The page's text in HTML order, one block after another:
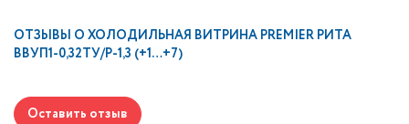
ОТЗЫВЫ О ХОЛОДИЛЬНАЯ ВИТРИНА PREMIER РИТА
ВВУП1-0,32ТУ/Р-1,3 (+1…+7)
Оставить отзыв